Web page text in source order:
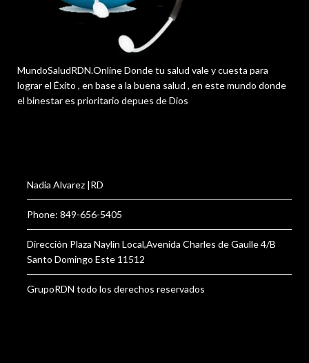
MundoSaludRDN.Online Donde tu salud vale y cuesta para
lograr el Éxito , en base a la buena salud , en este mundo donde
el binestar es prioritario depues de Dios
Nadia Alvarez |RD
Phone: 849-656-5405
Dirección Plaza Naylin Local,Avenida Charles de Gaulle 4/B
Santo Domingo Este 11512
GrupoRDN todo los derechos reservados